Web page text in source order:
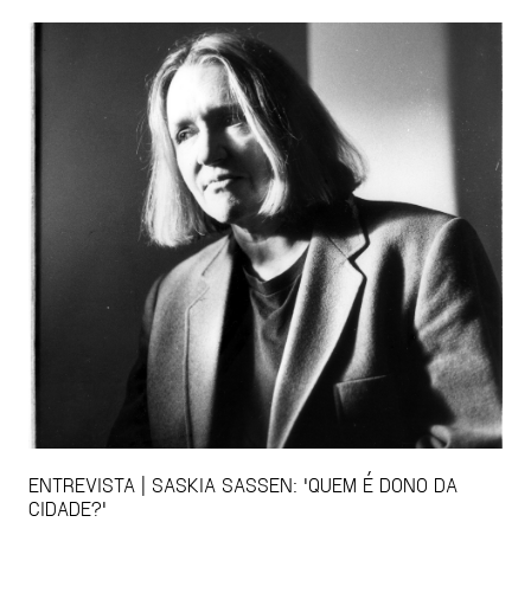
ENTREVISTA | SASKIA SASSEN: 'QUEM É DONO DA
CIDADE?'